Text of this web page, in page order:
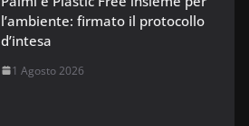
l’ambiente: firmato il protocollo
d’intesa
1 Agosto 2026